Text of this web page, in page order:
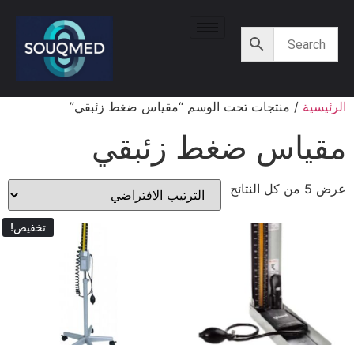
الرئيسية/ منتجات تحت الوسم “مقياس ضغط زئبقي”
مقياس ضغط زئبقي
عرض ⁦5⁩ من كل النتائج
تخفيض!